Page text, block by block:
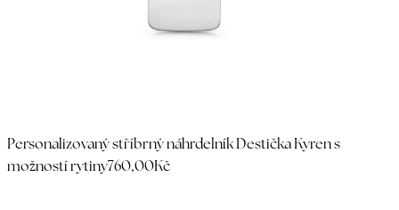
Personalizovaný stříbrný náhrdelník Destička Kyren s
možností rytiny760,00Kč